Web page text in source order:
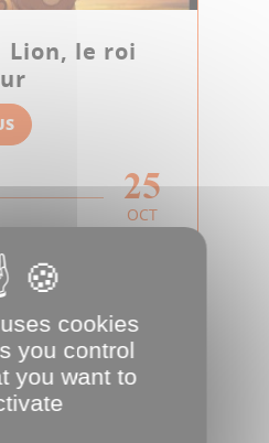
Lion, le roi
25
OCT
cookies
you control
you want to